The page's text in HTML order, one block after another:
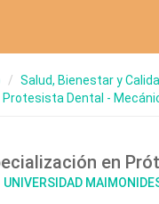
Salud, Bienestar y
Protesista Dental -
en
UNIVERSIDAD